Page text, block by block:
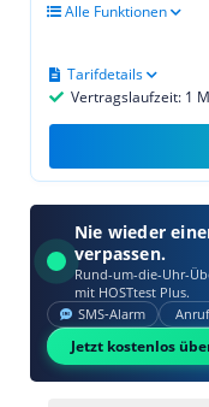
Alle Funktionen
Vertragslaufzeit: 1
Tarifdetails
Nie wieder
verpassen.
Rund-um-die-Uhr-
mit HOSTtest Plus.
SMS‑Alarm
Jetzt kostenlos